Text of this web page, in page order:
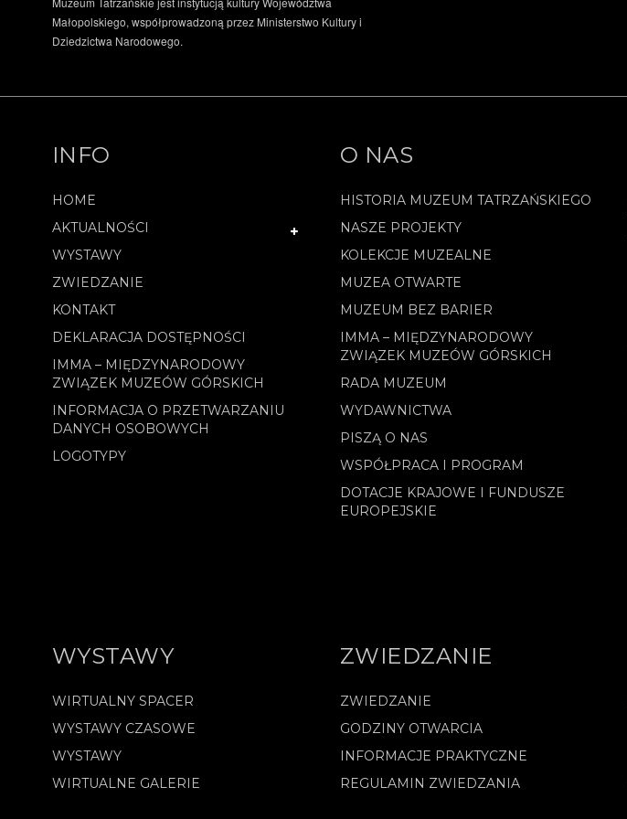
Małopolskiego, współprowadzoną przez Ministerstwo Kultury i
Dziedzictwa Narodowego.
INFO
HOME
AKTUALNOŚCI
WYSTAWY
ZWIEDZANIE
KONTAKT
DEKLARACJA DOSTĘPNOŚCI
IMMA – MIĘDZYNARODOWY
ZWIĄZEK MUZEÓW GÓRSKICH
INFORMACJA O PRZETWARZANIU
DANYCH OSOBOWYCH
LOGOTYPY
O NAS
HISTORIA MUZEUM TATRZAŃSKIEGO
NASZE PROJEKTY
KOLEKCJE MUZEALNE
MUZEA OTWARTE
MUZEUM BEZ BARIER
IMMA – MIĘDZYNARODOWY
ZWIĄZEK MUZEÓW GÓRSKICH
RADA MUZEUM
WYDAWNICTWA
PISZĄ O NAS
WSPÓŁPRACA I PROGRAM
DOTACJE KRAJOWE I FUNDUSZE
EUROPEJSKIE
WYSTAWY
WIRTUALNY SPACER
WYSTAWY CZASOWE
WYSTAWY
WIRTUALNE GALERIE
ZWIEDZANIE
ZWIEDZANIE
GODZINY OTWARCIA
INFORMACJE PRAKTYCZNE
REGULAMIN ZWIEDZANIA